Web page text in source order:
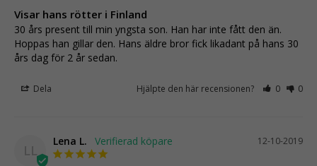
Visar hans rötter i Finland
30 års present till min yngsta son. Han har inte fått den än.
Hoppas han gillar den. Hans äldre bror fick likadant på hans 30
års dag för 2 år sedan.
Dela Hjälpte den här recensionen? 0 0
12-10-2019
Lena L.